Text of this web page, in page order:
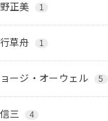
正美 1
草舟 1
ージ・オーウェル 5
三 4